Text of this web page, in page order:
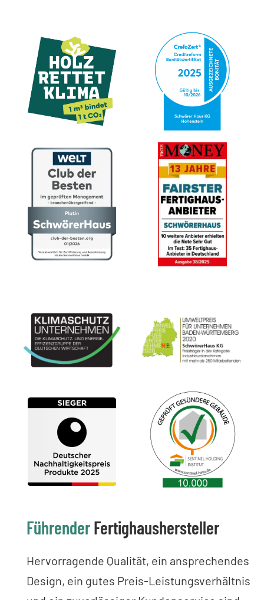
FührenderFertighaushersteller
Hervorragende Qualität, ein ansprechendes
Design, ein gutes Preis-Leistungsverhältnis